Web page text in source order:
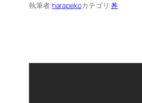
執筆者:harapekoカテゴリ:丼